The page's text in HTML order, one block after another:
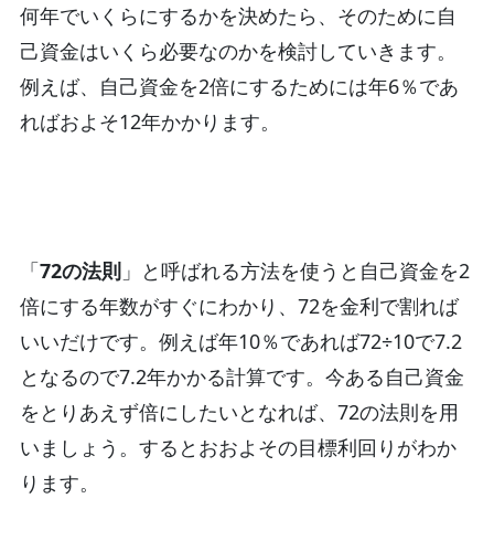
何年でいくらにするかを決めたら、そのために自
己資金はいくら必要なのかを検討していきます。
例えば、自己資金を2倍にするためには年6％であ
ればおよそ12年かかります。
「72の法則」と呼ばれる方法を使うと自己資金を2
倍にする年数がすぐにわかり、72を金利で割れば
いいだけです。例えば年10％であれば72÷10で7.2
となるので7.2年かかる計算です。今ある自己資金
をとりあえず倍にしたいとなれば、72の法則を用
いましょう。するとおおよその目標利回りがわか
ります。